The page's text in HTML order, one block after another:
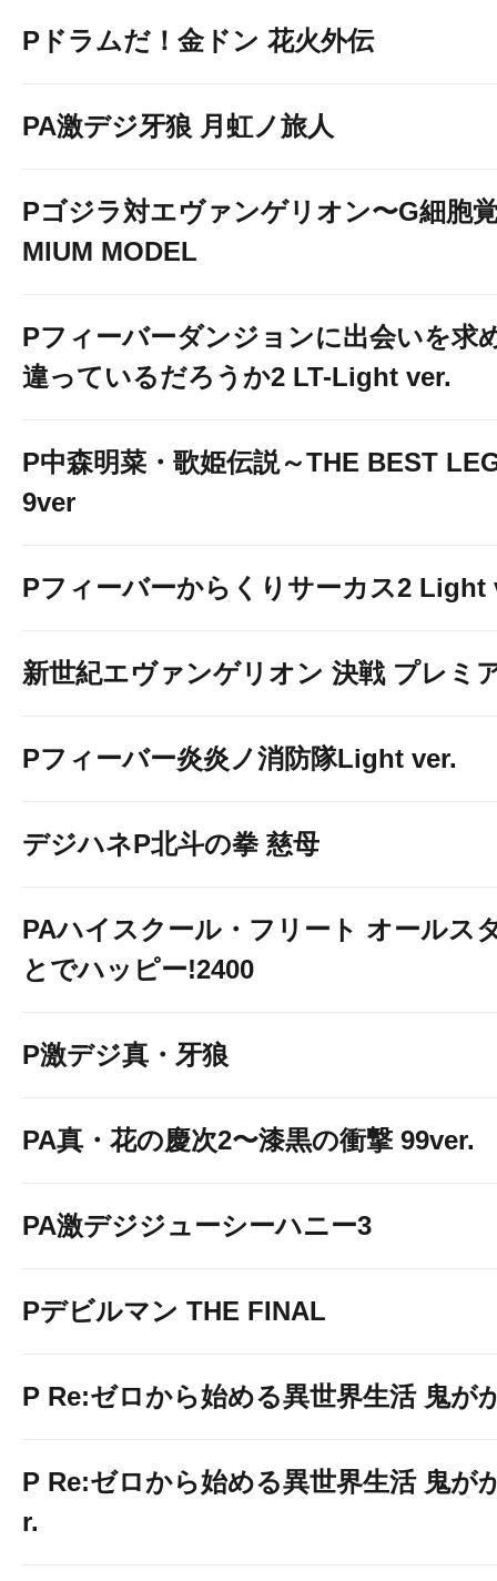
Pドラムだ！金ドン 花火外伝
PA激デジ牙狼 月虹ノ旅人
Pゴジラ対エヴァンゲリオン〜G細胞
MIUM MODEL
Pフィーバーダンジョンに出会いを求
違っているだろうか2 LT-Light ver.
P中森明菜・歌姫伝説～THE BEST
9ver
Pフィーバーからくりサーカス2 Light
新世紀エヴァンゲリオン 決戦 プレミ
Pフィーバー炎炎ノ消防隊Light ver.
デジハネP北斗の拳 慈母
PAハイスクール・フリート オールス
とでハッピー!2400
P激デジ真・牙狼
PA真・花の慶次2〜漆黒の衝撃 99ver.
PA激デジジューシーハニー3
Pデビルマン THE FINAL
P Re:ゼロから始める異世界生活 鬼が
P Re:ゼロから始める異世界生活 鬼が
r.